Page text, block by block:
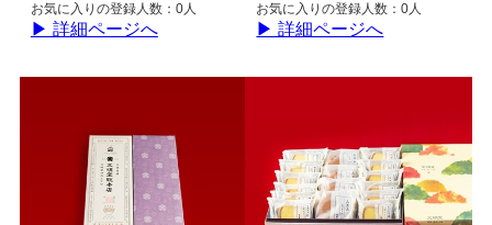
お気に入りの登録人数：0人
▶ 詳細ページへ
お気に入りの登録人数：0人
▶ 詳細ページへ